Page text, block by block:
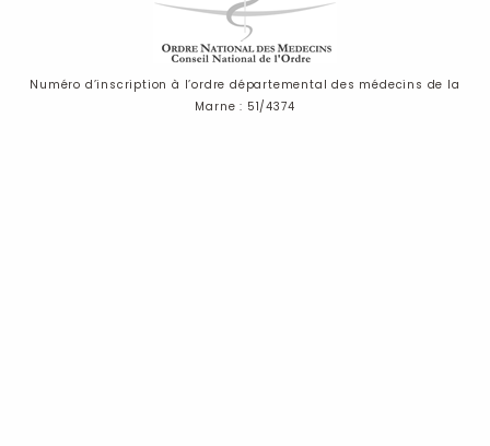
Numéro d’inscription à l’ordre départemental des médecins de la
Marne : 51/4374